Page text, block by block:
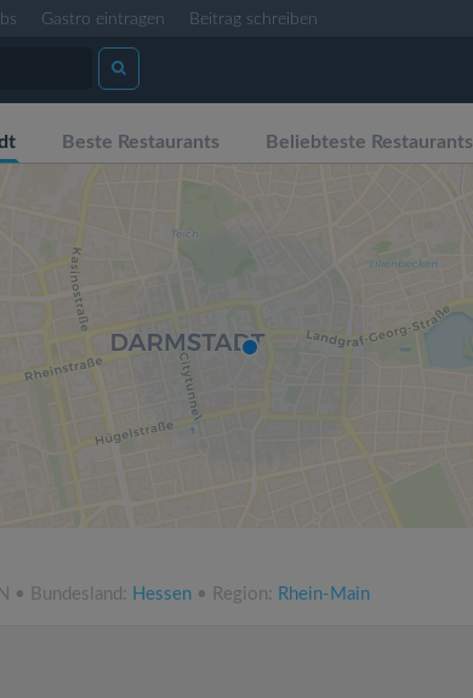
Gastro eintragen Beitrag schreiben
Beste Restaurants Beliebteste Restaurants
• Bundesland: Hessen • Region: Rhein-Main